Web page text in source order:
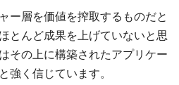
ー層を価値を搾取するものだと
とんど成果を上げていないと思
その上に構築されたアプリケー
強く信じています。